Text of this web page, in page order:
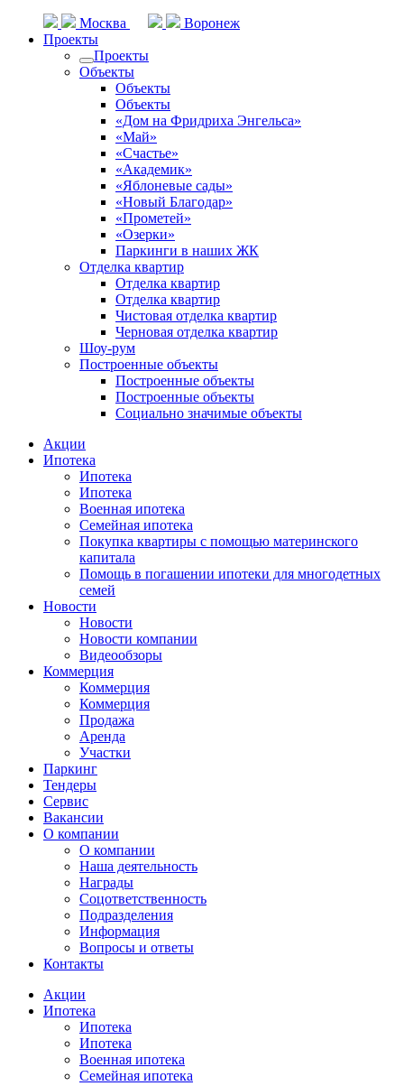
Москва
Воронеж
Проекты
Проекты
Объекты
Объекты
Объекты
«Дом на Фридриха Энгельса»
«Май»
«Счастье»
«Академик»
«Яблоневые сады»
«Новый Благодар»
«Прометей»
«Озерки»
Паркинги в наших ЖК
Отделка квартир
Отделка квартир
Отделка квартир
Чистовая отделка квартир
Черновая отделка квартир
Шоу-рум
Построенные объекты
Построенные объекты
Построенные объекты
Социально значимые объекты
Акции
Ипотека
Ипотека
Ипотека
Военная ипотека
Семейная ипотека
Покупка квартиры с помощью материнского
капитала
Помощь в погашении ипотеки для многодетных
семей
Новости
Новости
Новости компании
Видеообзоры
Коммерция
Коммерция
Коммерция
Продажа
Аренда
Участки
Паркинг
Тендеры
Сервис
Вакансии
О компании
О компании
Наша деятельность
Награды
Соцответственность
Подразделения
Информация
Вопросы и ответы
Контакты
Акции
Ипотека
Ипотека
Ипотека
Военная ипотека
Семейная ипотека